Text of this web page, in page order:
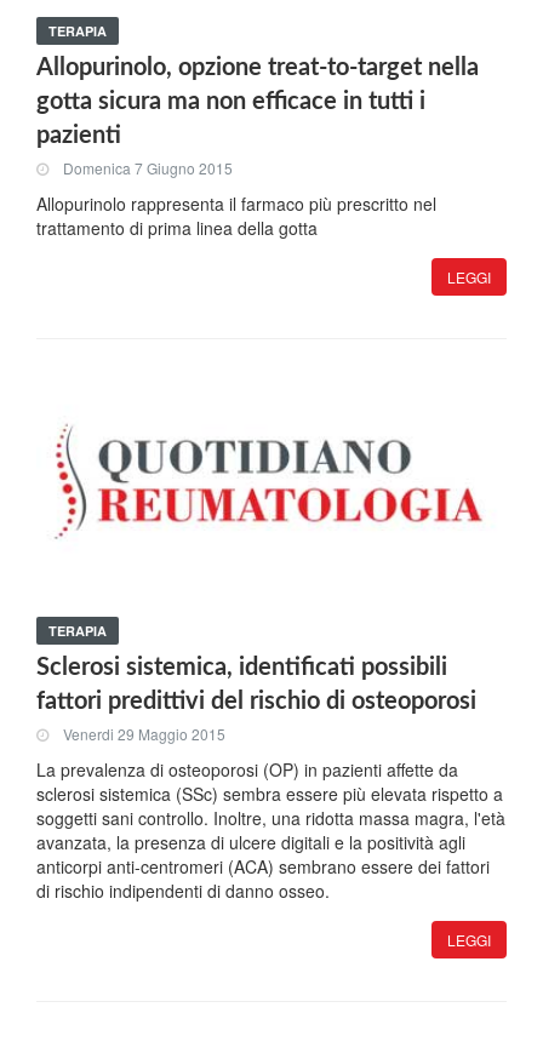
TERAPIA
Allopurinolo, opzione treat-to-target nella
gotta sicura ma non efficace in tutti i
pazienti
Domenica 7 Giugno 2015
Allopurinolo rappresenta il farmaco più prescritto nel
trattamento di prima linea della gotta
LEGGI
TERAPIA
Sclerosi sistemica, identificati possibili
fattori predittivi del rischio di osteoporosi
Venerdi 29 Maggio 2015
La prevalenza di osteoporosi (OP) in pazienti affette da
sclerosi sistemica (SSc) sembra essere più elevata rispetto a
soggetti sani controllo. Inoltre, una ridotta massa magra, l'età
avanzata, la presenza di ulcere digitali e la positività agli
anticorpi anti-centromeri (ACA) sembrano essere dei fattori
di rischio indipendenti di danno osseo.
LEGGI